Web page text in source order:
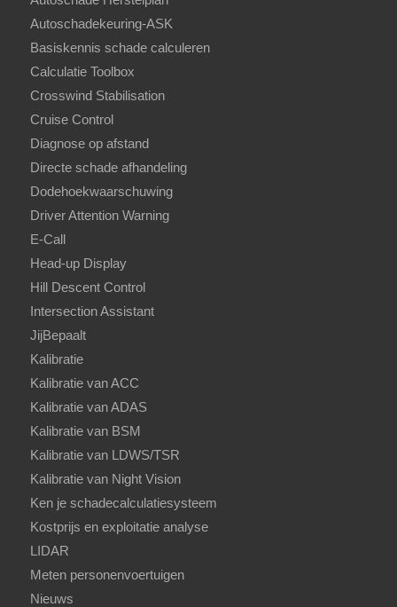
Autoschadekeuring-ASK
Basiskennis schade calculeren
Calculatie Toolbox
Crosswind Stabilisation
Cruise Control
Diagnose op afstand
Directe schade afhandeling
Dodehoekwaarschuwing
Driver Attention Warning
E-Call
Head-up Display
Hill Descent Control
Intersection Assistant
JijBepaalt
Kalibratie
Kalibratie van ACC
Kalibratie van ADAS
Kalibratie van BSM
Kalibratie van LDWS/TSR
Kalibratie van Night Vision
Ken je schadecalculatiesysteem
Kostprijs en exploitatie analyse
LIDAR
Meten personenvoertuigen
Nieuws